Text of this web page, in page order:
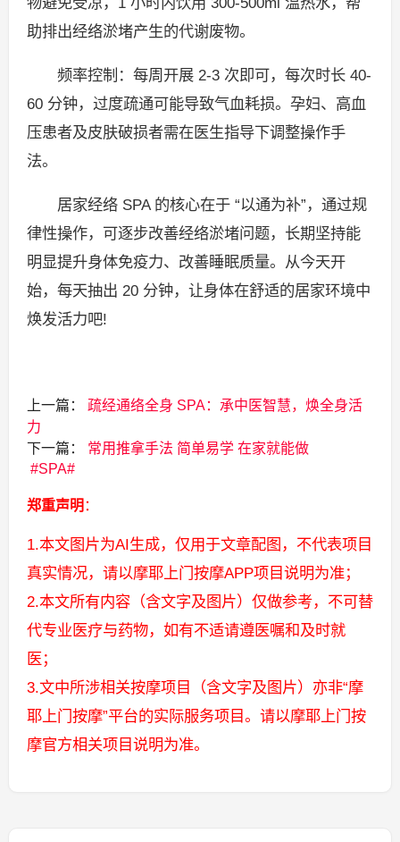
助排出经络淤堵产生的代谢废物。
频率控制：每周开展 2-3 次即可，每次时长 40-
60 分钟，过度疏通可能导致气血耗损。孕妇、高血
压患者及皮肤破损者需在医生指导下调整操作手
法。
居家经络 SPA 的核心在于 “以通为补”，通过规
律性操作，可逐步改善经络淤堵问题，长期坚持能
明显提升身体免疫力、改善睡眠质量。从今天开
始，每天抽出 20 分钟，让身体在舒适的居家环境中
焕发活力吧!
上一篇：
疏经通络全身 SPA：承中医智慧，焕全身活
力
下一篇：
常用推拿手法 简单易学 在家就能做
SPA
郑重声明 ：
1.本文图片为AI生成，仅用于文章配图，不代表项目
真实情况，请以摩耶上门按摩APP项目说明为准；
2.本文所有内容（含文字及图片）仅做参考，不可替
代专业医疗与药物，如有不适请遵医嘱和及时就
医；
3.文中所涉相关按摩项目（含文字及图片）亦非“摩
耶上门按摩”平台的实际服务项目。请以摩耶上门按
摩官方相关项目说明为准。